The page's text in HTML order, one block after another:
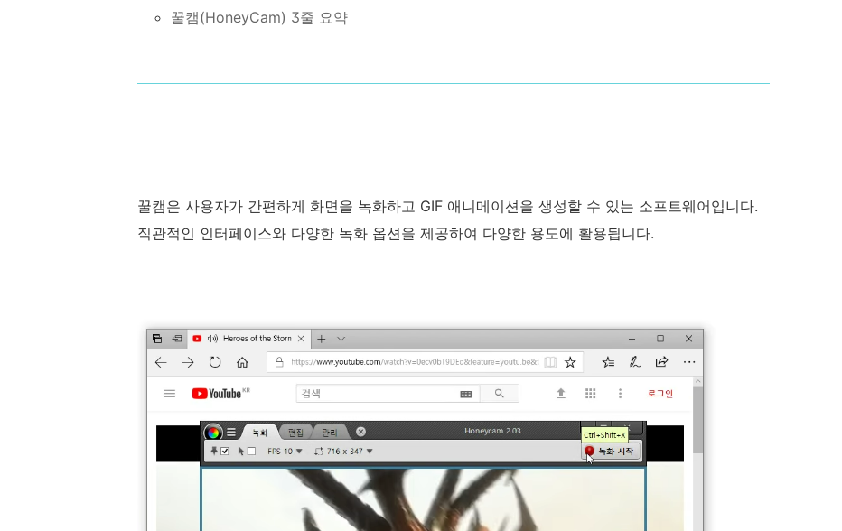
꿀캠(HoneyCam) 3줄 요약
꿀캠은 사용자가 간편하게 화면을 녹화하고 GIF 애니메이션을 생성할 수 있는 소프트웨어입니다.
직관적인 인터페이스와 다양한 녹화 옵션을 제공하여 다양한 용도에 활용됩니다.